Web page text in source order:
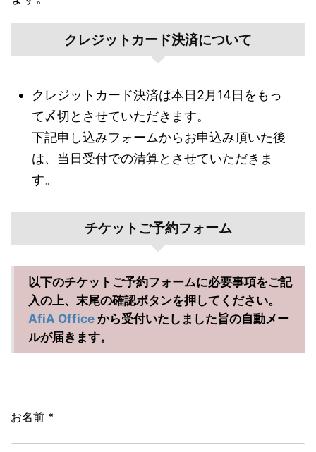
クレジットカード決済について
クレジットカード決済は本日2月14日をもっ
て〆切とさせていただきます。
下記申し込みフォームからお申込み頂いた後
は、当日受付での清算とさせていただきま
す。
チケットご予約フォーム
以下のチケットご予約フォームに必要事項をご記
入の上、末尾の確認ボタンを押してください。
AfiA Office から受付いたしました旨の自動メー
ルが届きます。
お名前 *